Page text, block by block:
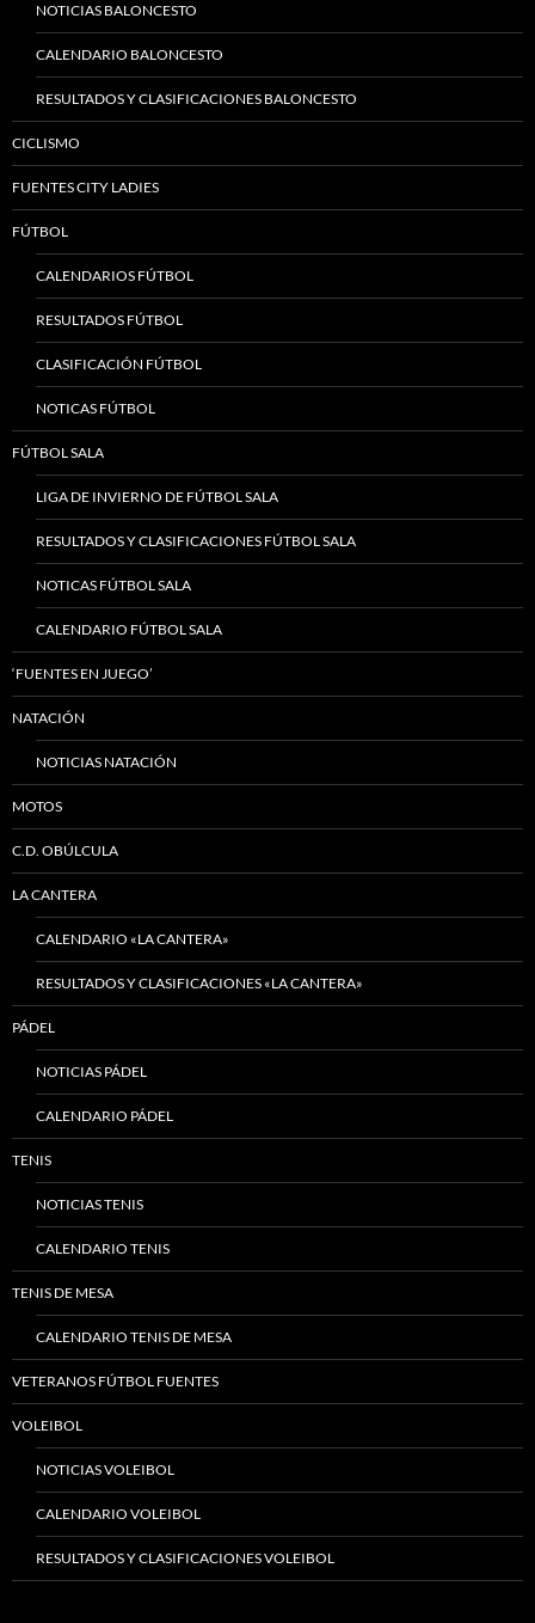
NOTICIAS BALONCESTO
CALENDARIO BALONCESTO
RESULTADOS Y CLASIFICACIONES BALONCESTO
CICLISMO
FUENTES CITY LADIES
FÚTBOL
CALENDARIOS FÚTBOL
RESULTADOS FÚTBOL
CLASIFICACIÓN FÚTBOL
NOTICAS FÚTBOL
FÚTBOL SALA
LIGA DE INVIERNO DE FÚTBOL SALA
RESULTADOS Y CLASIFICACIONES FÚTBOL SALA
NOTICAS FÚTBOL SALA
CALENDARIO FÚTBOL SALA
‘FUENTES EN JUEGO’
NATACIÓN
NOTICIAS NATACIÓN
MOTOS
C.D. OBÚLCULA
LA CANTERA
CALENDARIO «LA CANTERA»
RESULTADOS Y CLASIFICACIONES «LA CANTERA»
PÁDEL
NOTICIAS PÁDEL
CALENDARIO PÁDEL
TENIS
NOTICIAS TENIS
CALENDARIO TENIS
TENIS DE MESA
CALENDARIO TENIS DE MESA
VETERANOS FÚTBOL FUENTES
VOLEIBOL
NOTICIAS VOLEIBOL
CALENDARIO VOLEIBOL
RESULTADOS Y CLASIFICACIONES VOLEIBOL